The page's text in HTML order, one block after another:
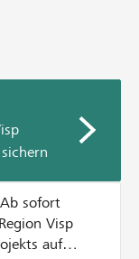
Visp
auf